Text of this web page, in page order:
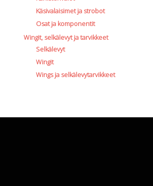
Käsivalaisimet ja strobot
Osat ja komponentit
Wingit, selkälevyt ja tarvikkeet
Selkälevyt
Wingit
Wings ja selkälevytarvikkeet